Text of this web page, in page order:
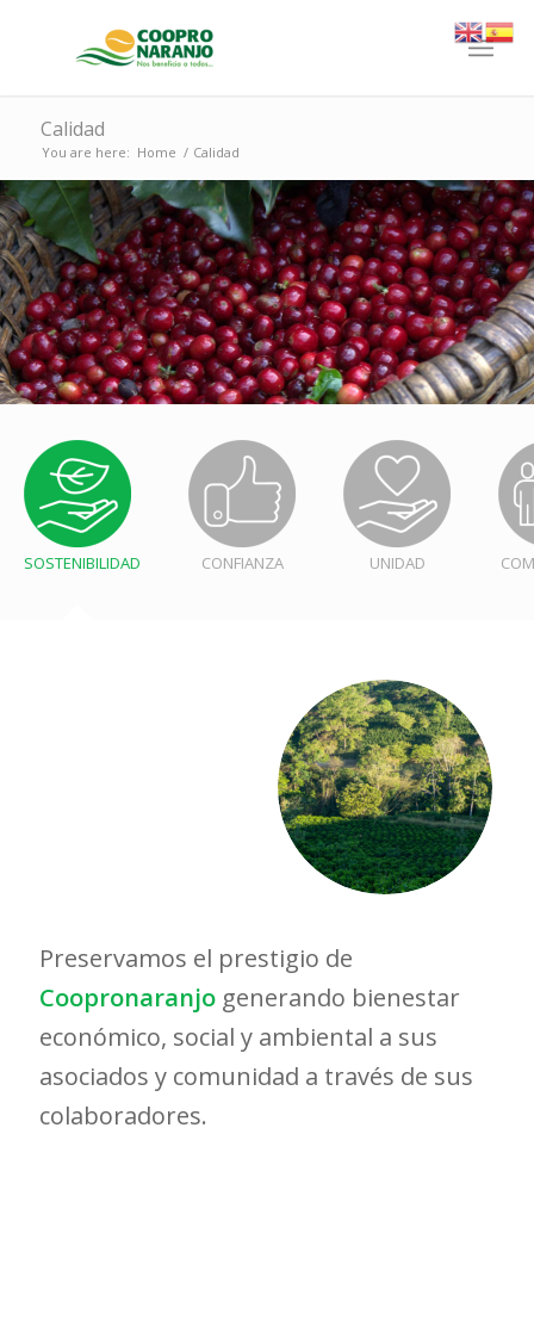
Calidad
You are here: Home / Calidad
SOSTENIBILIDAD CONFIANZA UNIDAD
Preservamos el prestigio de
Coopronaranjogenerando bienestar
económico, social y ambiental a sus
asociados y comunidad a través de sus
colaboradores.